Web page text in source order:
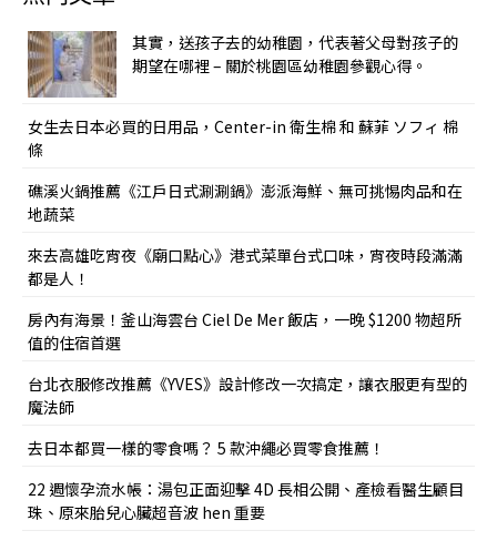
其實，送孩子去的幼稚園，代表著父母對孩子的
期望在哪裡 – 關於桃園區幼稚園參觀心得。
女生去日本必買的日用品，Center-in 衛生棉 和 蘇菲 ソフィ 棉
條
礁溪火鍋推薦《江戶日式涮涮鍋》澎派海鮮、無可挑惕肉品和在
地蔬菜
來去高雄吃宵夜《廟口點心》港式菜單台式口味，宵夜時段滿滿
都是人！
房內有海景！釜山海雲台 Ciel De Mer 飯店，一晚 $1200 物超所
值的住宿首選
台北衣服修改推薦《YVES》設計修改一次搞定，讓衣服更有型的
魔法師
去日本都買一樣的零食嗎？ 5 款沖繩必買零食推薦！
22 週懷孕流水帳：湯包正面迎擊 4D 長相公開、產檢看醫生顧目
珠、原來胎兒心臟超音波 hen 重要